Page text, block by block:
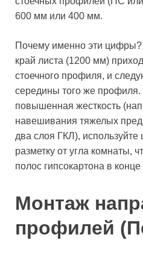
600 мм или 400 мм.
Почему именно эти
край листа (1200 мм)
стоечного профиля, и
середины того же профиля.
повышенная жесткость
навешивания тяжелых
два слоя ГКЛ),
разметку от угла комнаты,
полос гипсокартона в
Монтаж
профилей